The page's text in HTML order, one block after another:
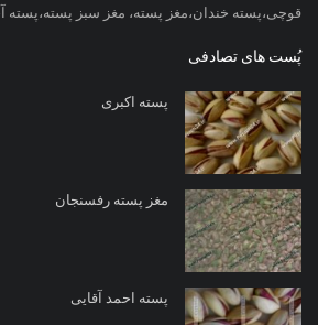
قوچی،پسته خندان،مغز پسته، مغز سبز پسته،پسته
پُست های تصادفی
پسته اکبری
مغز پسته رفسنجان
پسته احمد آقایی